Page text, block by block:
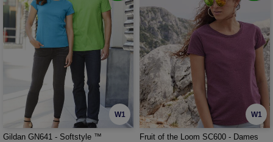
W1
Gildan GN641 - Softstyle ™
W1
Fruit of the Loom SC600 - Dames